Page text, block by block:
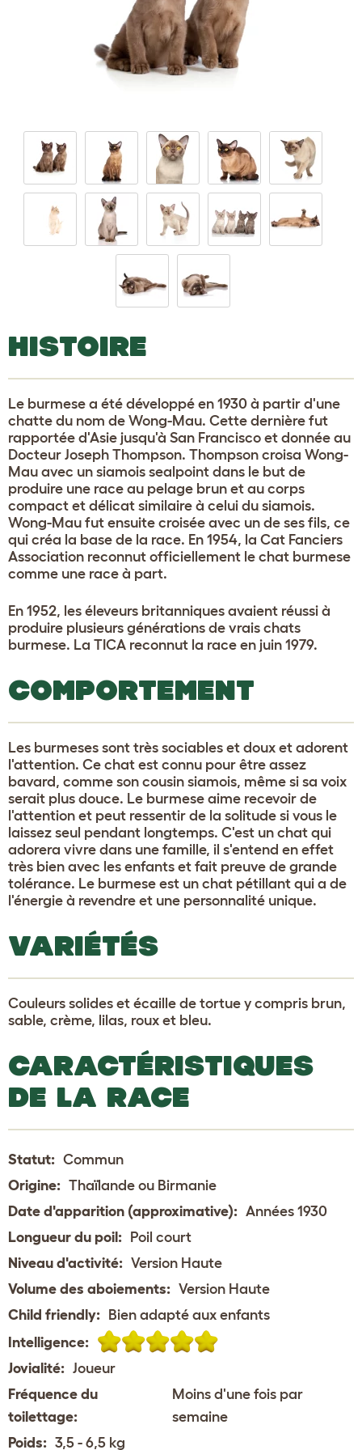
HISTOIRE
Le burmese a été développé en 1930 à partir d'une
chatte du nom de Wong-Mau. Cette dernière fut
rapportée d'Asie jusqu'à San Francisco et donnée au
Docteur Joseph Thompson. Thompson croisa Wong-
Mau avec un siamois sealpoint dans le but de
produire une race au pelage brun et au corps
compact et délicat similaire à celui du siamois.
Wong-Mau fut ensuite croisée avec un de ses fils, ce
qui créa la base de la race. En 1954, la Cat Fanciers
Association reconnut officiellement le chat burmese
comme une race à part.
En 1952, les éleveurs britanniques avaient réussi à
produire plusieurs générations de vrais chats
burmese. La TICA reconnut la race en juin 1979.
COMPORTEMENT
Les burmeses sont très sociables et doux et adorent
l'attention. Ce chat est connu pour être assez
bavard, comme son cousin siamois, même si sa voix
serait plus douce. Le burmese aime recevoir de
l'attention et peut ressentir de la solitude si vous le
laissez seul pendant longtemps. C'est un chat qui
adorera vivre dans une famille, il s'entend en effet
très bien avec les enfants et fait preuve de grande
tolérance. Le burmese est un chat pétillant qui a de
l'énergie à revendre et une personnalité unique.
VARIÉTÉS
Couleurs solides et écaille de tortue y compris brun,
sable, crème, lilas, roux et bleu.
CARACTÉRISTIQUES
DE LA RACE
Statut: Commun
Origine: Thaïlande ou Birmanie
Date d'apparition (approximative): Années 1930
Longueur du poil: Poil court
Niveau d'activité: Version Haute
Volume des aboiements: Version Haute
Child friendly: Bien adapté aux enfants
Intelligence:
Jovialité: Joueur
Fréquence du
toilettage:
Moins d'une fois par
semaine
Poids: 3,5 - 6,5 kg